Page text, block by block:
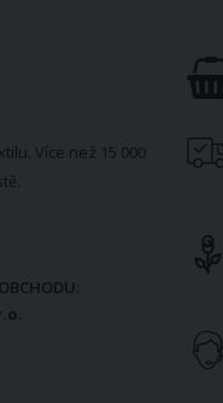
Více než 15 000